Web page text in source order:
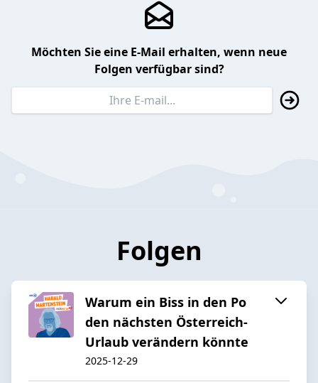
Möchten Sie eine E-Mail erhalten, wenn neue
Folgen verfügbar sind?
Folgen
Warum ein Biss in den Po
den nächsten Österreich-
Urlaub verändern könnte
2025-12-29